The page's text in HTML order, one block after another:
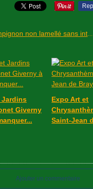
Jardins
Giverny
Expo Art et
Saint-Jean
Ajouter un commentaire